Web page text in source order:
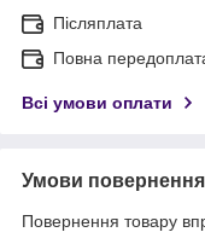
Післяплата
Повна
Всі умови оплати
Умови повернення
Повернення товару